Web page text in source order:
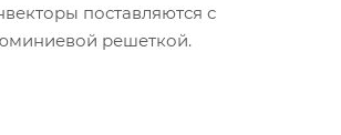
поставляются с
решеткой.